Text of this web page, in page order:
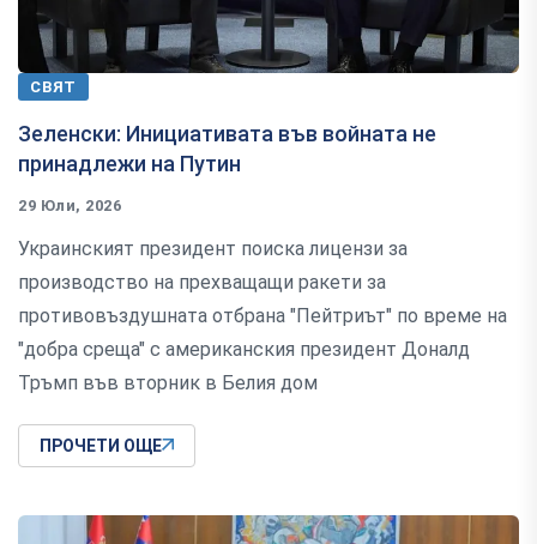
СВЯТ
Зеленски: Инициативата във войната не
принадлежи на Путин
29 Юли, 2026
Украинският президент поиска лицензи за
производство на прехващащи ракети за
противовъздушната отбрана "Пейтриът" по време на
"добра среща" с американския президент Доналд
Тръмп във вторник в Белия дом
ПРОЧЕТИ ОЩЕ